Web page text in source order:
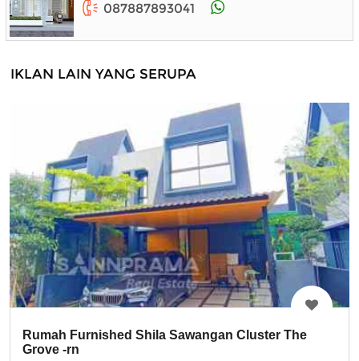
087887893041
IKLAN LAIN YANG SERUPA
Rumah Furnished Shila Sawangan Cluster The
Grove -rn